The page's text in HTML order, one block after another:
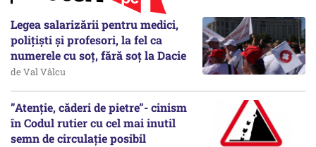
Legea salarizării pentru medici,
polițiști și profesori, la fel ca
numerele cu soț, fără soț la Dacie
de Val Vâlcu
”Atenție, căderi de pietre”- cinism
în Codul rutier cu cel mai inutil
semn de circulație posibil